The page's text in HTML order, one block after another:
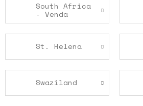
South Africa
- Venda
St. Helena
Swaziland